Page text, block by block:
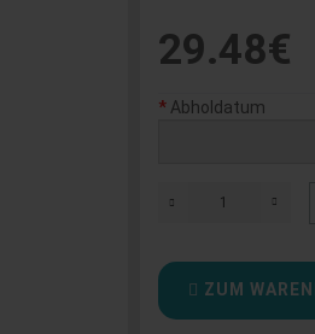
29.48€
Abholdatum
ZUM